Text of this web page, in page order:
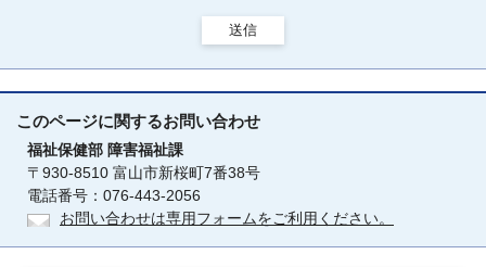
送信
このページに関するお問い合わせ
福祉保健部 障害福祉課
〒930-8510 富山市新桜町7番38号
電話番号：076-443-2056
お問い合わせは専用フォームをご利用ください。